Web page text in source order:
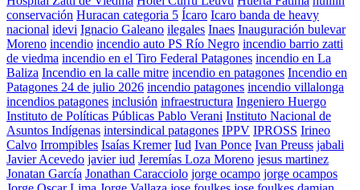
conservación Huracan categoria 5 Ícaro Icaro banda de heavy
nacional idevi Ignacio Galeano ilegales Inaes Inauguración bulevar
Moreno incendio incendio auto PS Río Negro incendio barrio zatti
de viedma incendio en el Tiro Federal Patagones incendio en La
Baliza Incendio en la calle mitre incendio en patagones Incendio en
Patagones 24 de julio 2026 incendio patagones incendio villalonga
incendios patagones inclusión infraestructura Ingeniero Huergo
Instituto de Políticas Públicas Pablo Verani Instituto Nacional de
Asuntos Indígenas intersindical patagones IPPV IPROSS Irineo
Calvo Irrompibles Isaías Kremer Iud Ivan Ponce Ivan Preuss jabali
Javier Acevedo javier iud Jeremías Loza Moreno jesus martinez
Jonatan García Jonathan Caracciolo jorge ocampo jorge ocampos